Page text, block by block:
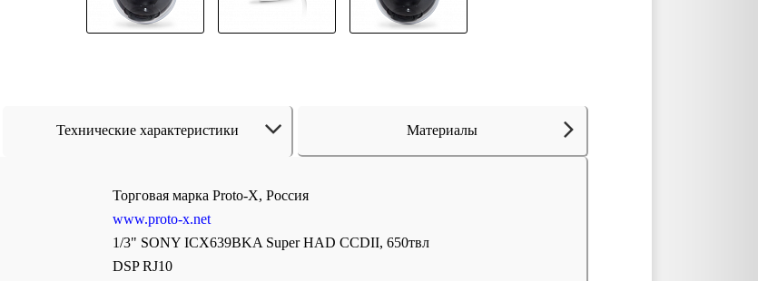
Технические характеристики Материалы
Торговая марка Proto-X, Россия
www.proto-x.net
1/3" SONY ICX639BKA Super HAD CCDII, 650твл
DSP RJ10